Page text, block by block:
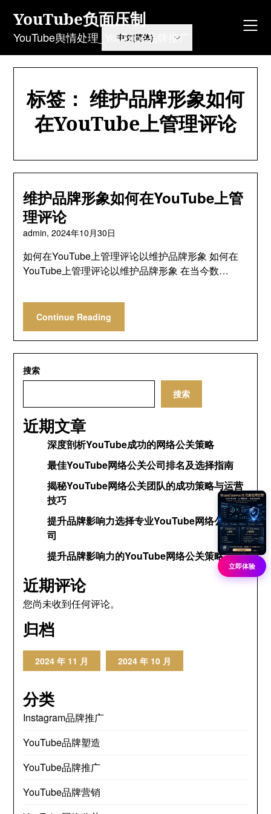
content
YouTube负面压制
YouTube舆情处理_YouTube品牌推广
标签： 维护品牌形象如何
在YouTube上管理评论
维护品牌形象如何在YouTube上管
理评论
admin,2024年10月30日
如何在YouTube上管理评论以维护品牌形象 如何在
YouTube上管理评论以维护品牌形象 在当今数…
Continue Reading
搜索
搜索
近期文章
深度剖析YouTube成功的网络公关策略
最佳YouTube网络公关公司排名及选择指南
揭秘YouTube网络公关团队的成功策略与运营
技巧
提升品牌影响力选择专业YouTube网络公关公
司
提升品牌影响力的YouTube网络公关策略
近期评论
您尚未收到任何评论。
归档
2024 年 11 月 2024 年 10 月
分类
Instagram品牌推广
YouTube品牌塑造
YouTube品牌推广
YouTube品牌营销
立即体验